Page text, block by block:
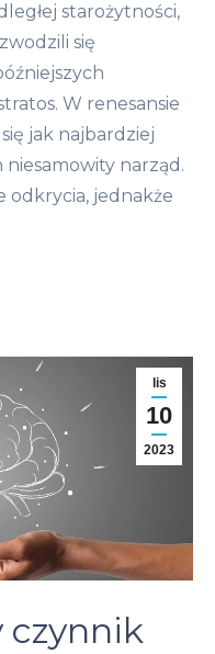
starożytności,
się
W renesansie
jak najbardziej
niesamowity narząd.
odkrycia, jednakże
lis
10
2023
czynnik